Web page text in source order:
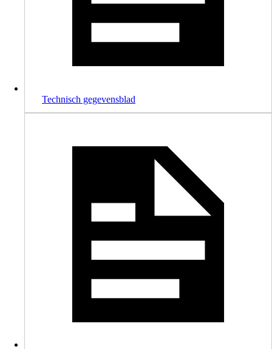
Technisch gegevensblad